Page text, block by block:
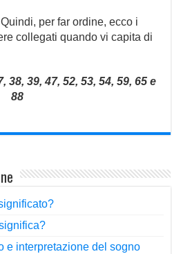
per far ordine, ecco i
collegati quando vi capita di
38, 39, 47, 52, 53, 54, 59, 65 e
88
e interpretazione del sogno